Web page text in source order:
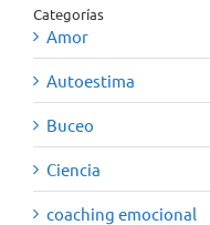
Categorías
Amor
Autoestima
Buceo
Ciencia
coaching emocional